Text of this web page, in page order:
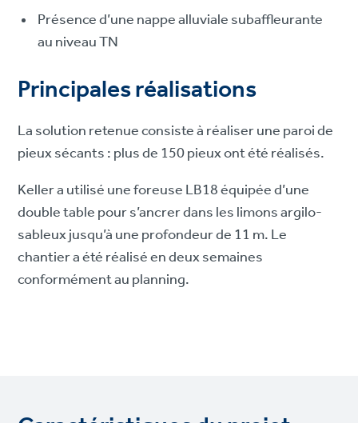
Présence d’une nappe alluviale subaffleurante
au niveau TN
Principales réalisations
La solution retenue consiste à réaliser une paroi de
pieux sécants : plus de 150 pieux ont été réalisés.
Keller a utilisé une foreuse LB18 équipée d’une
double table pour s’ancrer dans les limons argilo-
sableux jusqu’à une profondeur de 11 m. Le
chantier a été réalisé en deux semaines
conformément au planning.